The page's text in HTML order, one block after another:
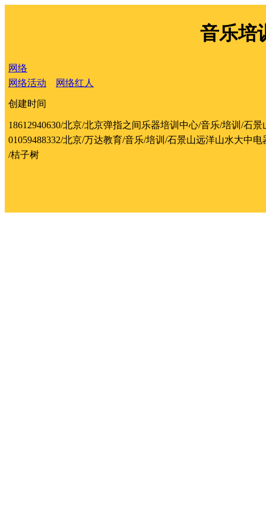
音乐培
网络
网络活动
网络红人
创建时间
18612940630/北京/北京弹指之间乐器培训中心/音乐/培训/石
01059488332/北京/万达教育/音乐/培训/石景山远洋山水大中
/桔子树